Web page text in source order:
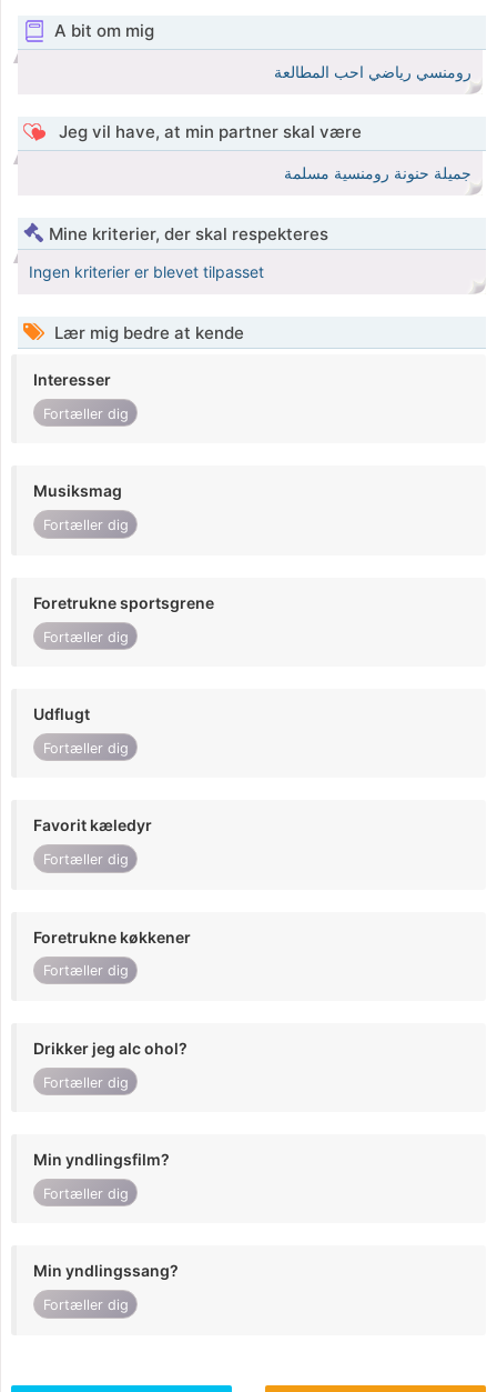
A bit om mig
رومنسي رياضي احب المطالعة
Jeg vil have, at min partner skal være
جميلة حنونة رومنسية مسلمة
Mine kriterier, der skal respekteres
Ingen kriterier er blevet tilpasset
Lær mig bedre at kende
Interesser
Fortæller dig
Musiksmag
Fortæller dig
Foretrukne sportsgrene
Fortæller dig
Udflugt
Fortæller dig
Favorit kæledyr
Fortæller dig
Foretrukne køkkener
Fortæller dig
Drikker jeg alc ohol?
Fortæller dig
Min yndlingsfilm?
Fortæller dig
Min yndlingssang?
Fortæller dig